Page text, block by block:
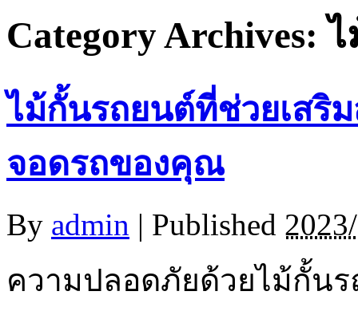
Category Archives:
ไม้กั้นรถยนต์ที่ช่วยเสริ
จอดรถของคุณ
By admin | Published
ความปลอดภัยด้วยไม้กั้น